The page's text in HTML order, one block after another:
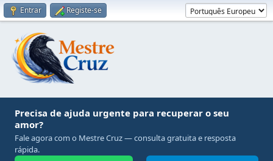
Entrar Registe-se
Precisa de ajuda urgente para recuperar o seu
amor?
Fale agora com o Mestre Cruz — consulta gratuita e resposta
rápida.